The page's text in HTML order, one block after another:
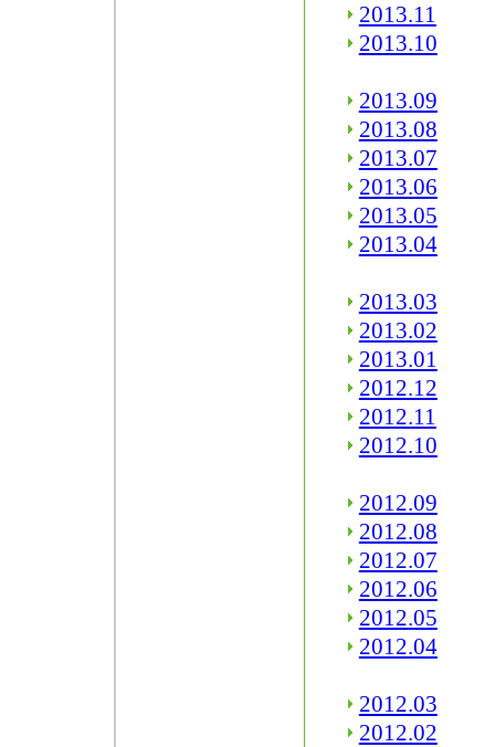
2013.11
2013.10
2013.09
2013.08
2013.07
2013.06
2013.05
2013.04
2013.03
2013.02
2013.01
2012.12
2012.11
2012.10
2012.09
2012.08
2012.07
2012.06
2012.05
2012.04
2012.03
2012.02